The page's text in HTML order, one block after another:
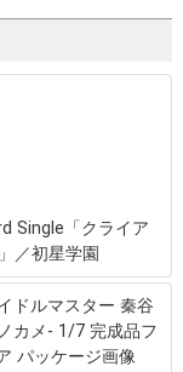
Single「クライア
／初星学園